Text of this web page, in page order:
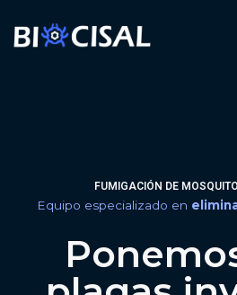
FUMIGACIÓN DE
Equipo especializado en